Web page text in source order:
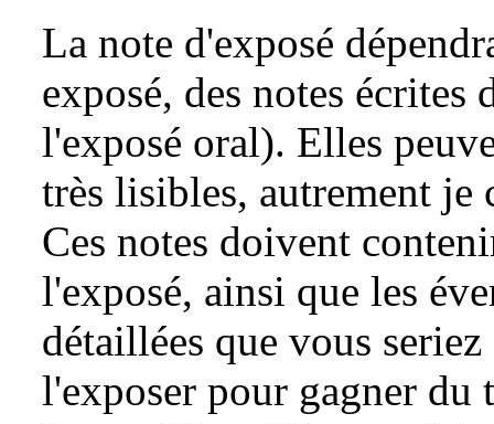
La note d'exposé
exposé, des notes écrites
l'exposé oral). Elles
très lisibles, autrement je
Ces notes doivent
l'exposé, ainsi que les
détaillées que vous
l'exposer pour gagner du